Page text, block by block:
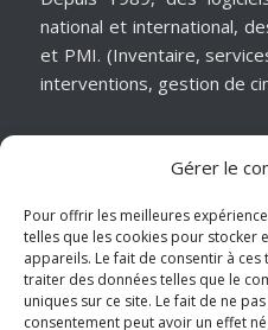
Gérer le
Pour offrir les meilleures
telles que les cookies pour stocker
appareils. Le fait de consentir à
traiter des données telles que le
uniques sur ce site. Le fait de ne
consentement peut avoir un effet
national et international,
et PMI. (Inventaire,
interventions, gestion de
MATÉRIELS &
Installation,
sécurité informatique,
services, internet… Pour
intervenons sur un